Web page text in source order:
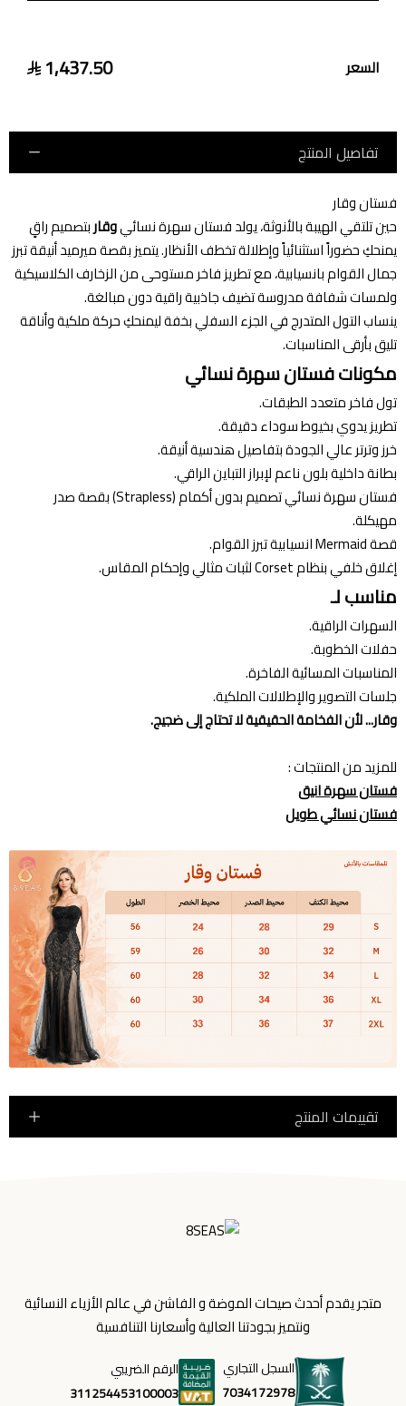
السعر 1,437.50
تفاصيل المنتج
فستان وقار
حين تلتقي الهيبة بالأنوثة، يولد فستان سهرة نسائيوقاربتصميم راقٍ
يمنحكِ حضوراً استثنائياً وإطلالة تخطف الأنظار. يتميز بقصة ميرميد أنيقة تبرز
جمال القوام بانسيابية، مع تطريز فاخر مستوحى من الزخارف الكلاسيكية
ولمسات شفافة مدروسة تضيف جاذبية راقية دون مبالغة.
ينساب التول المتدرج في الجزء السفلي بخفة ليمنحكِ حركة ملكية وأناقة
تليق بأرقى المناسبات.
مكونات فستان سهرة نسائي
تول فاخر متعدد الطبقات.
تطريز يدوي بخيوط سوداء دقيقة.
خرز وترتر عالي الجودة بتفاصيل هندسية أنيقة.
بطانة داخلية بلون ناعم لإبراز التباين الراقي.
فستان سهرة نسائي تصميم بدون أكمام (Strapless) بقصة صدر
مهيكلة.
قصة Mermaid انسيابية تبرز القوام.
إغلاق خلفي بنظام Corset لثبات مثالي وإحكام المقاس.
مناسب لـ
السهرات الراقية.
حفلات الخطوبة.
المناسبات المسائية الفاخرة.
جلسات التصوير والإطلالات الملكية.
وقار... لأن الفخامة الحقيقية لا تحتاج إلى ضجيج.
للمزيد من المنتجات :
فستان سهرة انيق
فستان نسائي طويل
تقييمات المنتج
متجر يقدم أحدث صيحات الموضة و الفاشن في عالم الأزياء النسائية
ونتميز بجودتنا العالية وأسعارنا التنافسية
السجل التجاري
7034172978
الرقم الضريبي
311254453100003